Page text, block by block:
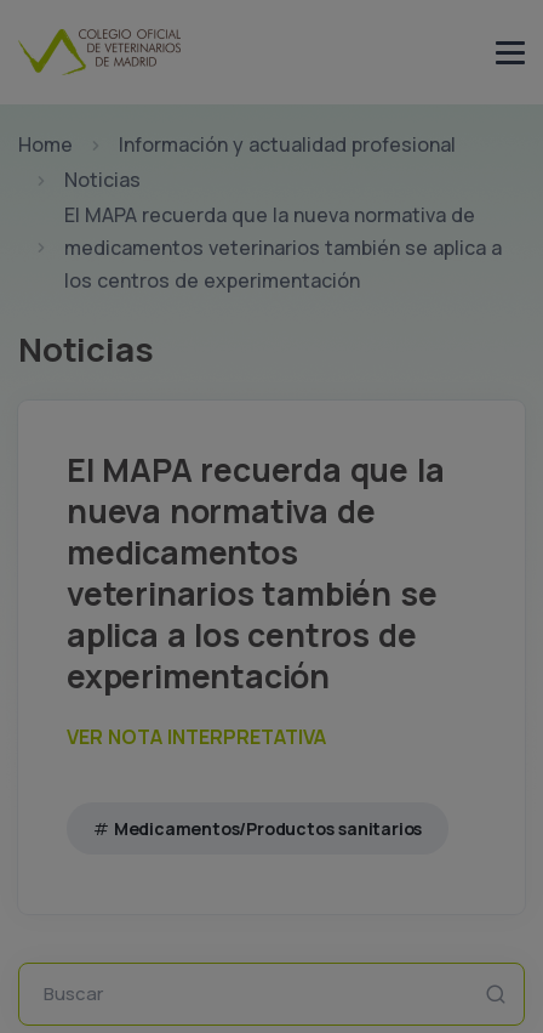
Home
Información y actualidad profesional
Noticias
El MAPA recuerda que la nueva normativa de
medicamentos veterinarios también se aplica a
los centros de experimentación
Noticias
El MAPA recuerda que la
nueva normativa de
medicamentos
veterinarios también se
aplica a los centros de
experimentación
VER NOTA INTERPRETATIVA
Medicamentos/Productos sanitarios
Buscar